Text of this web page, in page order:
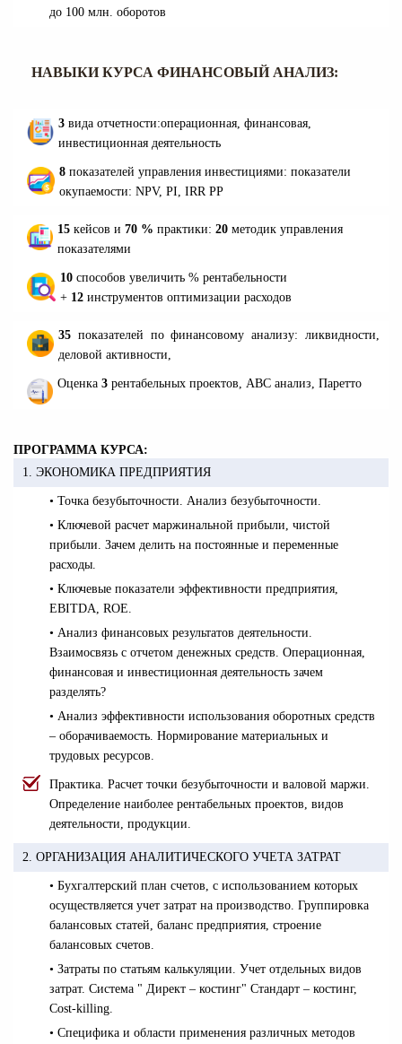
до 100 млн. оборотов
НАВЫКИ КУРСА ФИНАНСОВЫЙ АНАЛИЗ:
3 вида отчетности:операционная, финансовая,
инвестиционная деятельность
8 показателей управления инвестициями: показатели
окупаемости: NPV, PI , IRR PP
15 кейсов и 70 % практики: 20 методик управления
показателями
10 способов увеличить % рентабельности
+ 12 инструментов оптимизации расходов
35 показателей по финансовому анализу: ликвидности,
деловой активности,
Оценка 3 рентабельных проектов, АВС анализ, Паретто
ПРОГРАММА КУРСА:
1. ЭКОНОМИКА ПРЕДПРИЯТИЯ
• Точка безубыточности. Анализ безубыточности.
• Ключевой расчет маржинальной прибыли, чистой
прибыли. Зачем делить на постоянные и переменные
расходы.
• Ключевые показатели эффективности предприятия,
EBITDA, ROE.
• Анализ финансовых результатов деятельности.
Взаимосвязь с отчетом денежных средств. Операционная,
финансовая и инвестиционная деятельность зачем
разделять?
• Анализ эффективности использования оборотных средств
– оборачиваемость. Нормирование материальных и
трудовых ресурсов.
Практика. Расчет точки безубыточности и валовой маржи.
Определение наиболее рентабельных проектов, видов
деятельности, продукции.
2. ОРГАНИЗАЦИЯ АНАЛИТИЧЕСКОГО УЧЕТА ЗАТРАТ
• Бухгалтерский план счетов, с использованием которых
осуществляется учет затрат на производство. Группировка
балансовых статей, баланс предприятия, строение
балансовых счетов.
• Затраты по статьям калькуляции. Учет отдельных видов
затрат. Система " Директ – костинг" Стандарт – костинг,
Cost-killing.
• Специфика и области применения различных методов